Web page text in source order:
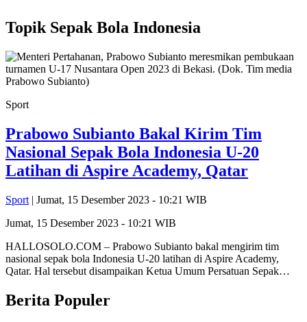
Topik Sepak Bola Indonesia
Sport
Prabowo Subianto Bakal Kirim Tim
Nasional Sepak Bola Indonesia U-20
Latihan di Aspire Academy, Qatar
Sport | Jumat, 15 Desember 2023 - 10:21 WIB
Jumat, 15 Desember 2023 - 10:21 WIB
HALLOSOLO.COM – Prabowo Subianto bakal mengirim tim
nasional sepak bola Indonesia U-20 latihan di Aspire Academy,
Qatar. Hal tersebut disampaikan Ketua Umum Persatuan Sepak…
Berita Populer